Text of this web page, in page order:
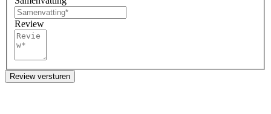
Review
Review versturen